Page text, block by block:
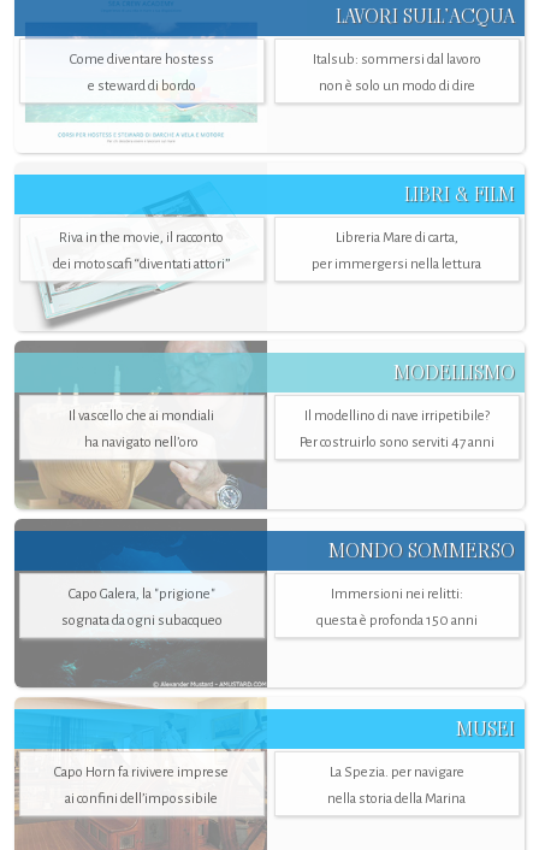
LAVORI SULL’ACQUA
Come diventare hostess
e steward di bordo
Italsub: sommersi dal lavoro
non è solo un modo di dire
LIBRI & FILM
Riva in the movie, il racconto
dei motoscafi “diventati attori”
Libreria Mare di carta,
per immergersi nella lettura
MODELLISMO
Il vascello che ai mondiali
ha navigato nell’oro
Il modellino di nave irripetibile?
Per costruirlo sono serviti 47 anni
MONDO SOMMERSO
Capo Galera, la "prigione"
sognata da ogni subacqueo
Immersioni nei relitti:
questa è profonda 150 anni
MUSEI
Capo Horn fa rivivere imprese
ai confini dell’impossibile
La Spezia. per navigare
nella storia della Marina